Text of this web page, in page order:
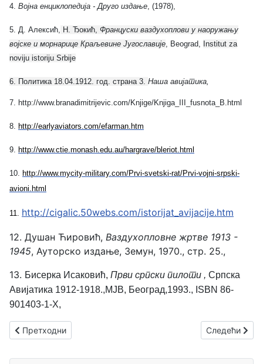
4. Војна енциклопедија - Друго издање, (1978),
5. Д. Алексић, Н . Ђокић, Француски ваздухоплови у наоружању
војске и морнарице Краљевине Југославије, Beograd, Institut za
noviju istoriju Srbije
6. Политика 18.04.1912. год. страна 3. Наша авијатика,
7. http://www.branadimitrijevic.com/Knjige/Knjiga_III_fusnota_B.html
8. http://earlyaviators.com/efarman.htm
9. http://www.ctie.monash.edu.au/hargrave/bleriot.html
10. http://www.mycity-military.com/Prvi-svetski-rat/Prvi-vojni-srpski-
avioni.html
11. http://cigalic.50webs.com/istorijat_avijacije.htm
12. Душан Ћировић, Ваздухопловне жртве 1913 -
1945, Ауторско издање, Земун, 1970., стр. 25.,
13. Бисерка Исаковић, Први српски пилоти , Српска
Авијатика 1912-1918.,МЈВ, Београд,1993., ISBN 86-
901403-1-X,
Претходни чланак: Виктор Никитин
Претходни Следећи
Следећи